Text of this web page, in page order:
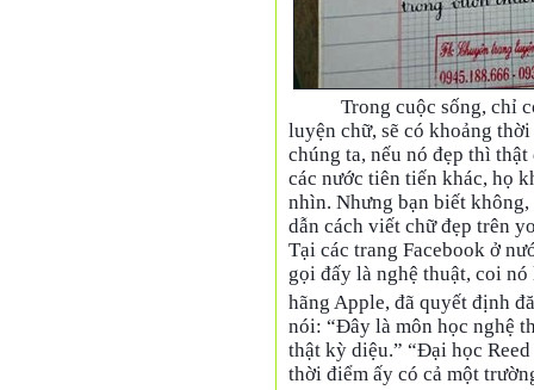
Trong cuộc sống, chỉ
luyện chữ, sẽ có khoảng
chúng ta, nếu nó đẹp thì
các nước tiên tiến khác, họ
nhìn. Nhưng bạn biết
dẫn cách viết chữ đẹp trên
Tại các trang Facebook ở
gọi đấy là nghệ thuật, coi
hãng Apple, đã quyết định
nói: “Đây là môn học nghệ
thật kỳ diệu.” “Đại học
thời điểm ấy có cả một